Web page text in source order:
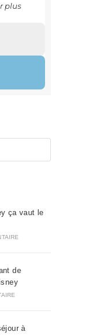
plus
ça vaut le
de
à